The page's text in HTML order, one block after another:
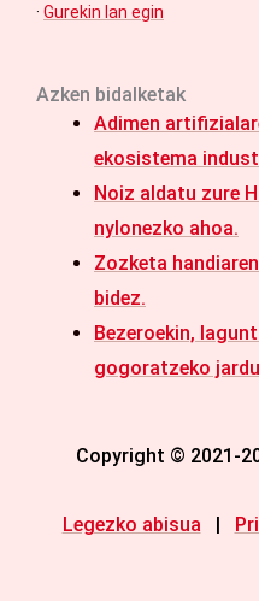
· Gurekin lan egin
Azken bidalketak
Adimen
ekosistema
Noiz aldatu zure
nylonezko ahoa.
Zozketa
bidez.
Bezeroekin,
gogoratzeko
Copyright © 2021-
Legezko abisua